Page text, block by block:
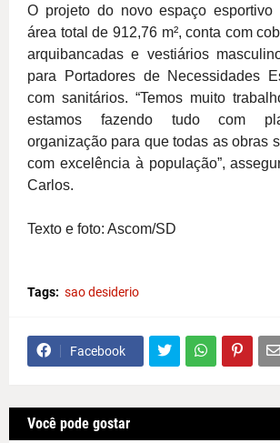
O projeto do novo espaço esportivo
área total de 912,76 m², conta com
arquibancadas e vestiários
para Portadores de Necessidades
com sanitários. “Temos muito
estamos fazendo tudo com
organização para que todas as obras
com excelência à população”,
Carlos.
Texto e foto: Ascom/SD
Tags: sao desiderio
Facebook
Você pode gostar